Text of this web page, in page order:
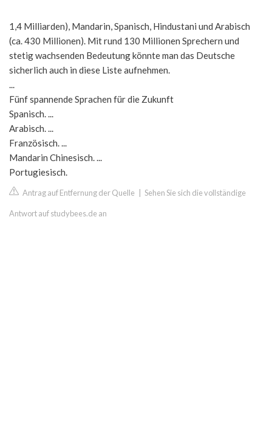
1,4 Milliarden), Mandarin, Spanisch, Hindustani und Arabisch
(ca. 430 Millionen). Mit rund 130 Millionen Sprechern und
stetig wachsenden Bedeutung könnte man das Deutsche
sicherlich auch in diese Liste aufnehmen.
...
Fünf spannende Sprachen für die Zukunft
Spanisch. ...
Arabisch. ...
Französisch. ...
Mandarin Chinesisch. ...
Portugiesisch.
Antrag auf Entfernung der Quelle Sehen Sie sich die vollständige
Antwort auf studybees.de an